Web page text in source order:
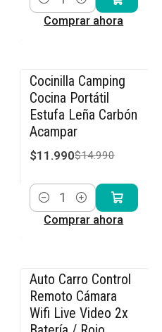
Cantidad
Comprar ahora
-20% OFF
Cocinilla Camping
Cocina Portátil
Estufa Leña Carbón
Acampar
$11.990$14.990
Cantidad
Comprar ahora
-36% OFF
Auto Carro Control
Remoto Cámara
Wifi Live Video 2x